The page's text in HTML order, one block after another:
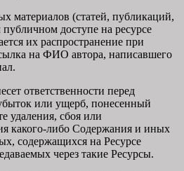
материалов (статей, публикаций,
доступе на ресурсе
их распространение при
на ФИО автора, написавшего
ответственности перед
или ущерб, понесенный
удаления, сбоя или
какого-либо Содержания и иных
содержащихся на Ресурсе
через такие Ресурсы.